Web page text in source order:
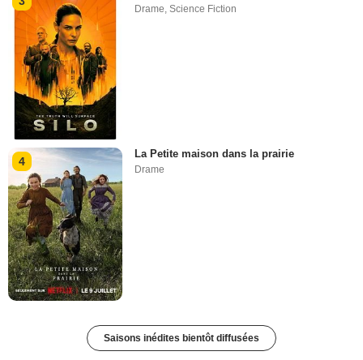
Drame,Science Fiction
4
La Petite maison dans la prairie
Drame
Saisons inédites bientôt diffusées